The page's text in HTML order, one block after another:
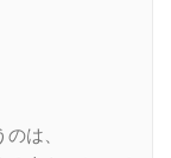
は、